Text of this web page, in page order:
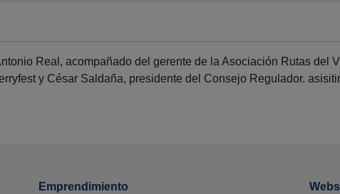
Real, acompañado del gerente de la Asociación Rutas del
y César Saldaña, presidente del Consejo Regulador.
Emprendimiento